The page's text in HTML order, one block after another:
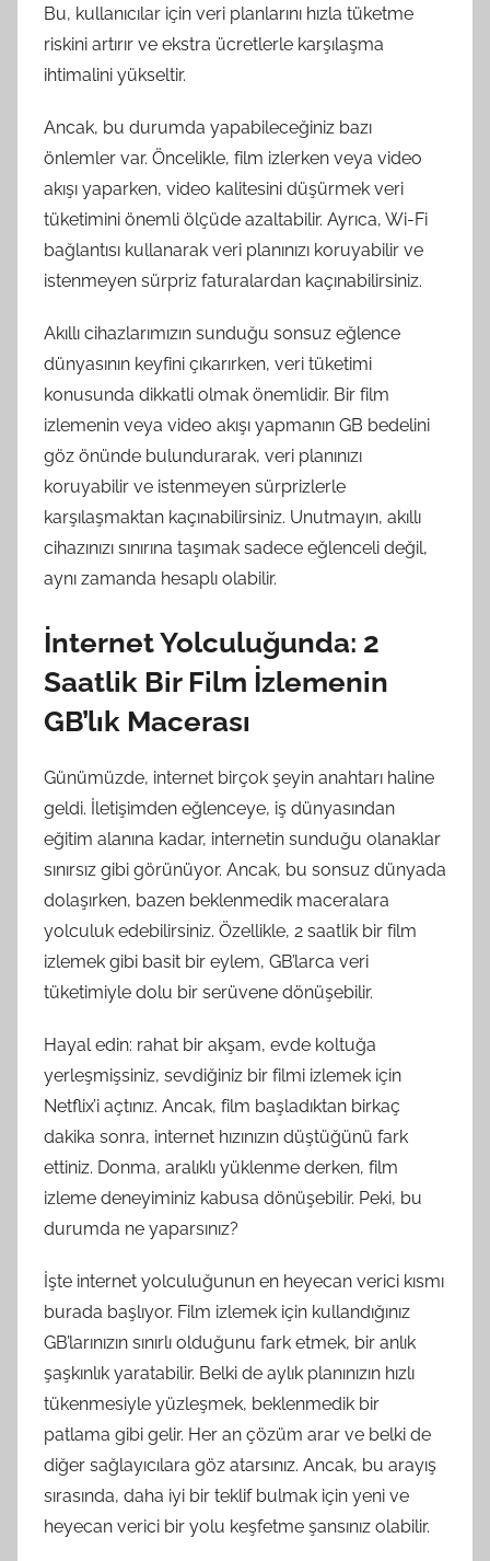
Bu, kullanıcılar için veri planlarını hızla tüketme
riskini artırır ve ekstra ücretlerle karşılaşma
ihtimalini yükseltir.
Ancak, bu durumda yapabileceğiniz bazı
önlemler var. Öncelikle, film izlerken veya video
akışı yaparken, video kalitesini düşürmek veri
tüketimini önemli ölçüde azaltabilir. Ayrıca, Wi-Fi
bağlantısı kullanarak veri planınızı koruyabilir ve
istenmeyen sürpriz faturalardan kaçınabilirsiniz.
Akıllı cihazlarımızın sunduğu sonsuz eğlence
dünyasının keyfini çıkarırken, veri tüketimi
konusunda dikkatli olmak önemlidir. Bir film
izlemenin veya video akışı yapmanın GB bedelini
göz önünde bulundurarak, veri planınızı
koruyabilir ve istenmeyen sürprizlerle
karşılaşmaktan kaçınabilirsiniz. Unutmayın, akıllı
cihazınızı sınırına taşımak sadece eğlenceli değil,
aynı zamanda hesaplı olabilir.
İnternet Yolculuğunda: 2
Saatlik Bir Film İzlemenin
GB’lık Macerası
Günümüzde, internet birçok şeyin anahtarı haline
geldi. İletişimden eğlenceye, iş dünyasından
eğitim alanına kadar, internetin sunduğu olanaklar
sınırsız gibi görünüyor. Ancak, bu sonsuz dünyada
dolaşırken, bazen beklenmedik maceralara
yolculuk edebilirsiniz. Özellikle, 2 saatlik bir film
izlemek gibi basit bir eylem, GB’larca veri
tüketimiyle dolu bir serüvene dönüşebilir.
Hayal edin: rahat bir akşam, evde koltuğa
yerleşmişsiniz, sevdiğiniz bir filmi izlemek için
Netflix’i açtınız. Ancak, film başladıktan birkaç
dakika sonra, internet hızınızın düştüğünü fark
ettiniz. Donma, aralıklı yüklenme derken, film
izleme deneyiminiz kabusa dönüşebilir. Peki, bu
durumda ne yaparsınız?
İşte internet yolculuğunun en heyecan verici kısmı
burada başlıyor. Film izlemek için kullandığınız
GB’larınızın sınırlı olduğunu fark etmek, bir anlık
şaşkınlık yaratabilir. Belki de aylık planınızın hızlı
tükenmesiyle yüzleşmek, beklenmedik bir
patlama gibi gelir. Her an çözüm arar ve belki de
diğer sağlayıcılara göz atarsınız. Ancak, bu arayış
sırasında, daha iyi bir teklif bulmak için yeni ve
heyecan verici bir yolu keşfetme şansınız olabilir.